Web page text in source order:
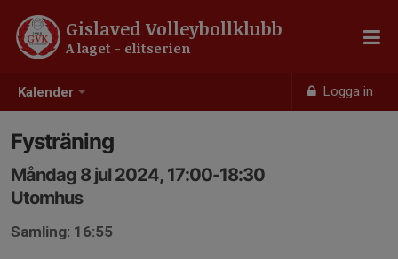
Kalender Logga in
Gislaved Volleybollklubb
A laget - elitserien
Fysträning
Måndag 8 jul 2024, 17:00-18:30
Utomhus
Samling: 16:55